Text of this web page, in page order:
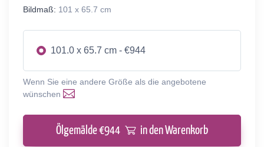
Bildmaß: 101 x 65.7 cm
101.0 x 65.7 cm - €944
Wenn Sie eine andere Größe als die angebotene
wünschen
Ölgemälde €944 in den Warenkorb